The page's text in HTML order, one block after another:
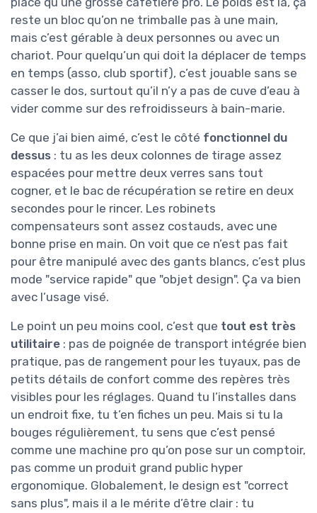
reste un bloc qu’on ne trimballe pas à une main,
mais c’est gérable à deux personnes ou avec un
chariot. Pour quelqu’un qui doit la déplacer de temps
en temps (asso, club sportif), c’est jouable sans se
casser le dos, surtout qu’il n’y a pas de cuve d’eau à
vider comme sur des refroidisseurs à bain-marie.
Ce que j’ai bien aimé, c’est le côté fonctionnel du
dessus : tu as les deux colonnes de tirage assez
espacées pour mettre deux verres sans tout
cogner, et le bac de récupération se retire en deux
secondes pour le rincer. Les robinets
compensateurs sont assez costauds, avec une
bonne prise en main. On voit que ce n’est pas fait
pour être manipulé avec des gants blancs, c’est plus
mode "service rapide" que "objet design". Ça va bien
avec l’usage visé.
Le point un peu moins cool, c’est que tout est très
utilitaire : pas de poignée de transport intégrée bien
pratique, pas de rangement pour les tuyaux, pas de
petits détails de confort comme des repères très
visibles pour les réglages. Quand tu l’installes dans
un endroit fixe, tu t’en fiches un peu. Mais si tu la
bouges régulièrement, tu sens que c’est pensé
comme une machine pro qu’on pose sur un comptoir,
pas comme un produit grand public hyper
ergonomique. Globalement, le design est "correct
sans plus", mais il a le mérite d’être clair : tu